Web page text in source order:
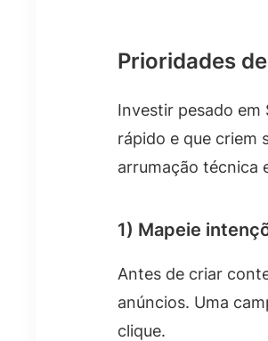
Prioridades
Investir pesado
rápido e que criem
arrumação técnica
1) Mapeie
Antes de criar
anúncios. Uma
clique.